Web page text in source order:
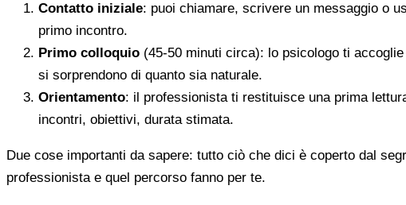
Contatto iniziale: puoi chiamare, scrivere un messaggio o
primo incontro.
Primo colloquio (45-50 minuti circa): lo psicologo ti
si sorprendono di quanto sia naturale.
Orientamento: il professionista ti restituisce una prima
incontri, obiettivi, durata stimata.
Due cose importanti da sapere: tutto ciò che dici è coperto dal
professionista e quel percorso fanno per te.